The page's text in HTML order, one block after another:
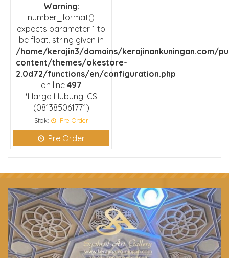
Warning:
number_format()
expects parameter 1 to
be float, string given in
/home/kerajin3/domains/kerajinankuningan.com/
content/themes/okestore-
2.0d72/functions/en/configuration.php
on line 497
*Harga Hubungi CS
(081385061771)
Stok: Pre Order
Pre Order